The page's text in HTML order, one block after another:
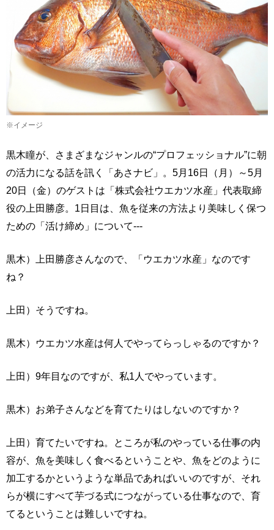
※イメージ
黒木瞳が、さまざまなジャンルの“プロフェッショナル”に朝
の活力になる話を訊く「あさナビ」。5月16日（月）～5月
20日（金）のゲストは「株式会社ウエカツ水産」代表取締
役の上田勝彦。1日目は、魚を従来の方法より美味しく保つ
ための「活け締め」について---
黒木）上田勝彦さんなので、「ウエカツ水産」なのです
ね？
上田）そうですね。
黒木）ウエカツ水産は何人でやってらっしゃるのですか？
上田）9年目なのですが、私1人でやっています。
黒木）お弟子さんなどを育てたりはしないのですか？
上田）育てたいですね。ところが私のやっている仕事の内
容が、魚を美味しく食べるということや、魚をどのように
加工するかというような単品であればいいのですが、それ
らが横にすべて芋づる式につながっている仕事なので、育
てるということは難しいですね。